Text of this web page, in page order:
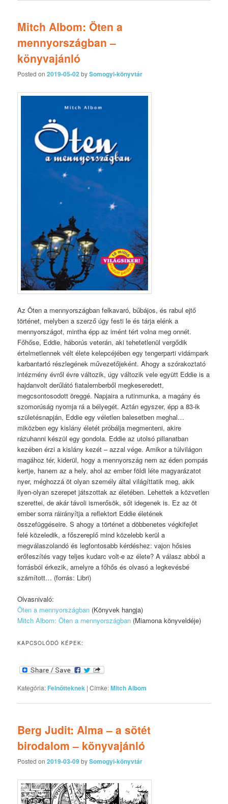
Mitch Albom: Öten a
mennyországban –
könyvajánló
Posted on2019-05-02bySomogyi-könyvtár
Az Öten a mennyországban felkavaró, bűbájos, és rabul ejtő
történet, melyben a szerző úgy festi le és tárja elénk a
mennyországot, mintha épp az imént tért volna meg onnét.
Főhőse, Eddie, háborús veterán, aki tehetetlenül vergődik
értelmetlennek vélt élete kelepcéjében egy tengerparti vidámpark
karbantartó részlegének művezetőjeként. Ahogy a szórakoztató
intézmény évről évre változik, úgy változik vele együtt Eddie is a
hajdanvolt derűlátó fiatalemberből megkeseredett,
megcsontosodott öreggé. Napjaira a rutinmunka, a magány és
szomorúság nyomja rá a bélyegét. Aztán egyszer, épp a 83-ik
születésnapján, Eddie egy véletlen balesetben meghal…
miközben egy kislány életét próbálja megmenteni, akire
rázuhanni készül egy gondola. Eddie az utolsó pillanatban
kezében érzi a kislány kezét – azzal vége. Amikor a túlvilágon
magához tér, kiderül, hogy a mennyország nem az éden pompás
kertje, hanem az a hely, ahol az ember földi léte magyarázatot
nyer, méghozzá öt olyan személy által világíttatik meg, akik
ilyen-olyan szerepet játszottak az életében. Lehettek a közvetlen
szerettei, de akár távoli ismerősök, sőt idegenek is. Ez az öt
ember sorra ráirányítja a reflektort Eddie életének
összefüggéseire. S ahogy a történet a döbbenetes végkifejlet
felé közeledik, a főszereplő mind közelebb kerül a
megválaszolandó és legfontosabb kérdéshez: vajon hősies
erőfeszítés vagy teljes kudarc volt-e az élete? A válasz abból a
forrásból érkezik, amelyre a főhős és olvasó a legkevésbé
számított… (forrás: Libri)
Olvasnivaló:
Öten a mennyországban (Könyvek hangja)
Mitch Albom: Öten ​a mennyországban (Miamona könyveldéje)
KAPCSOLÓDÓ KÉPEK:
Kategória: Felnőtteknek |Címke:Mitch Albom
Berg Judit: Alma – a sötét
birodalom – könyvajánló
Posted on2019-03-09bySomogyi-könyvtár